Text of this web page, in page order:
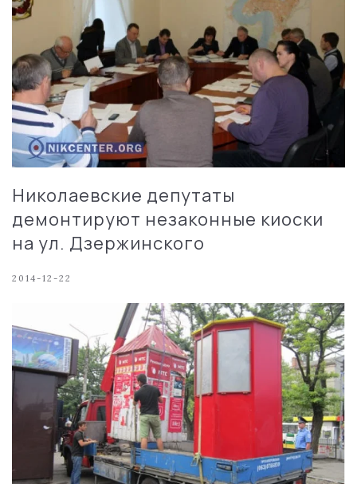
Николаевские депутаты
демонтируют незаконные киоски
на ул. Дзержинского
2014-12-22